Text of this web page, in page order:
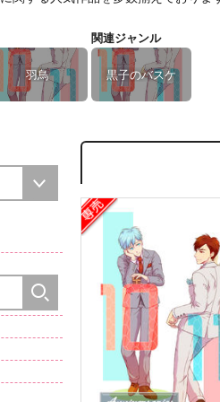
羽鳥
関連ジャンル
黒子のバスケ